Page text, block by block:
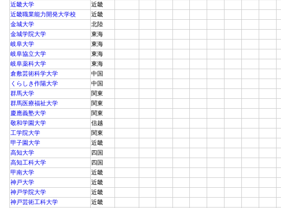
近畿大学
近畿
近畿職業能力開発大学校
近畿
金城大学
北陸
金城学院大学
東海
岐阜大学
東海
岐阜協立大学
東海
岐阜薬科大学
東海
倉敷芸術科学大学
中国
くらしき作陽大学
中国
群馬大学
関東
群馬医療福祉大学
関東
慶應義塾大学
関東
敬和学園大学
信越
工学院大学
関東
甲子園大学
近畿
高知大学
四国
高知工科大学
四国
甲南大学
近畿
神戸大学
近畿
神戸学院大学
近畿
神戸芸術工科大学
近畿